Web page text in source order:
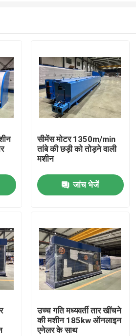
सीमेंस मोटर 1350m/min
तांबे की छड़ी को तोड़ने वाली
मशीन
जांच भेजें
उच्च गति मध्यवर्ती तार खींचने
की मशीन 185kw ऑनलाइन
एनेलर के साथ